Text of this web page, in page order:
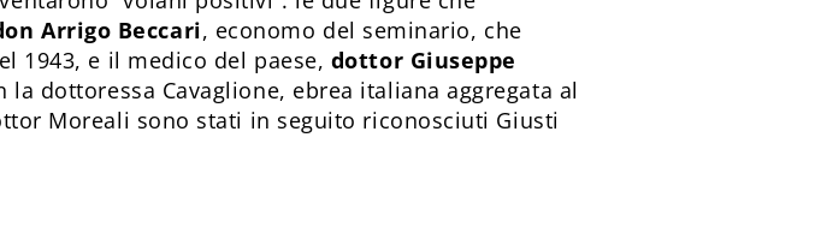
Arrigo Beccari, economo del seminario, che
1943, e il medico del paese, dottor Giuseppe
dottoressa Cavaglione, ebrea italiana aggregata al
Moreali sono stati in seguito riconosciuti Giusti